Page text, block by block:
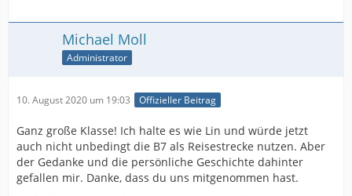
Michael Moll
Administrator
10. August 2020 um 19:03 Offizieller Beitrag
Ganz große Klasse! Ich halte es wie Lin und würde jetzt
auch nicht unbedingt die B7 als Reisestrecke nutzen. Aber
der Gedanke und die persönliche Geschichte dahinter
gefallen mir. Danke, dass du uns mitgenommen hast.